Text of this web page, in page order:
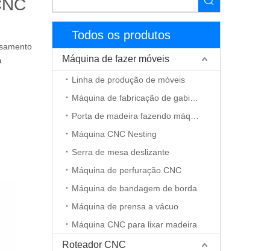
Todos os produtos
Máquina de fazer móveis
Linha de produção de móveis
Máquina CNC Nesting
Serra de mesa deslizante
Máquina de perfuração CNC
Máquina de bandagem de borda
Máquina de prensa a vácuo
Máquina CNC para lixar madeira
Roteador CNC